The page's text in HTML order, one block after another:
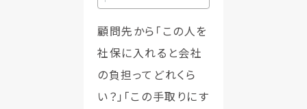
顧問先から「この人を
社保に入れると会社
の負担ってどれくら
い？」「この手取りにす